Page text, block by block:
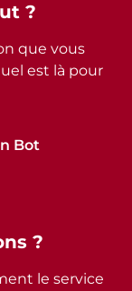
?
que vous
est là pour
Bot
?
le service